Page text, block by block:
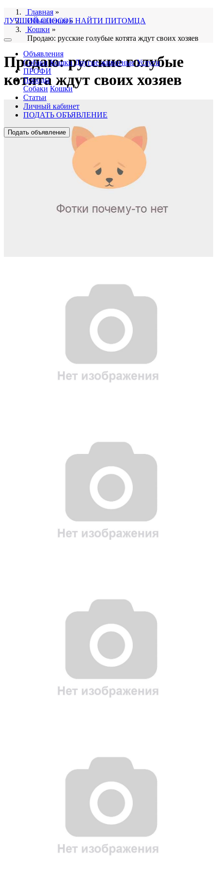
ЛУЧШИЙ СПОСОБ НАЙТИ ПИТОМЦА
Объявления
Собаки Кошки Другие животные Услуги
ПРОФИ
Породы
Собаки Кошки
Статьи
Личный кабинет
ПОДАТЬ ОБЪЯВЛЕНИЕ
Подать объявление
Главная »
Объявления»
Кошки »
Продаю: русские голубые котята ждут своих хозяев
Продаю: русские голубые
котята ждут своих хозяев